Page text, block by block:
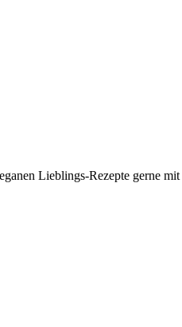
Lieblings-Rezepte gerne